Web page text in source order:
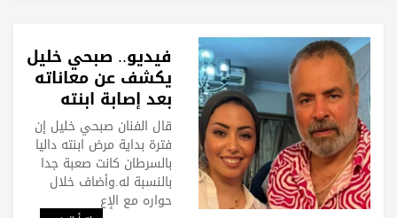
فيديو.. صبحي خليل
يكشف عن معاناته
بعد إصابة ابنته
بالسرطان
قال الفنان صبحي خليل إن
فترة بداية مرض ابنته داليا
بالسرطان كانت صعبة جدا
بالنسبة له.وأضاف خلال
حواره مع الإع